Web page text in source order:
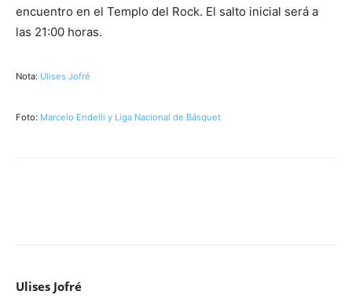
encuentro en el Templo del Rock. El salto inicial será a
las 21:00 horas.
Nota: Ulises Jofré
Foto: Marcelo Endelli y Liga Nacional de Básquet
Ulises Jofré